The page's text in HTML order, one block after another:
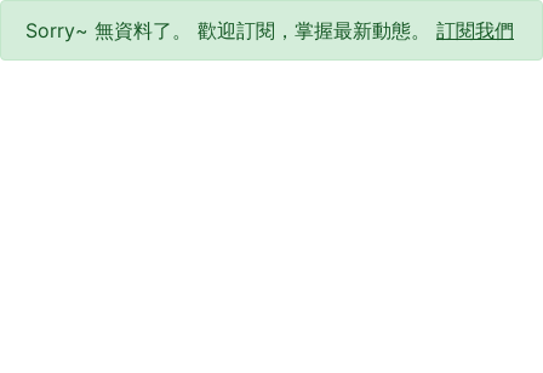
Sorry~ 無資料了。 歡迎訂閱，掌握最新動態。 訂閱我們